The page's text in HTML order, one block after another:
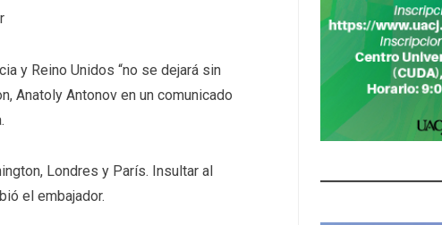
y Reino Unidos “no se dejará sin
Anatoly Antonov en un comunicado
Londres y París. Insultar al
el embajador.